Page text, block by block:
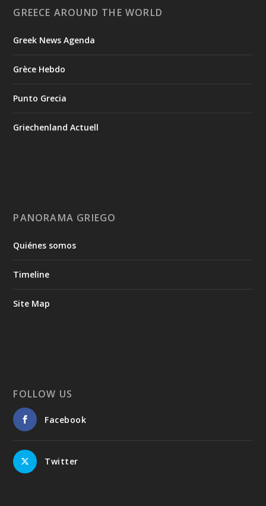
GREECE AROUND THE WORLD
Greek News Agenda
Grèce Hebdo
Punto Grecia
Griechenland Actuell
PANORAMA GRIEGO
Quiénes somos
Timeline
Site Map
FOLLOW US
Facebook
Twitter